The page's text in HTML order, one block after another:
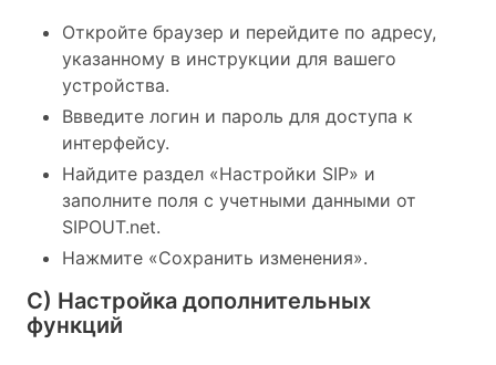
Откройте браузер и перейдите по адресу,
указанному в инструкции для вашего
устройства.
Ввведите логин и пароль для доступа к
интерфейсу.
Найдите раздел «Настройки SIP» и
заполните поля с учетными данными от
SIPOUT.net.
Нажмите «Сохранить изменения».
C) Настройка дополнительных
функций